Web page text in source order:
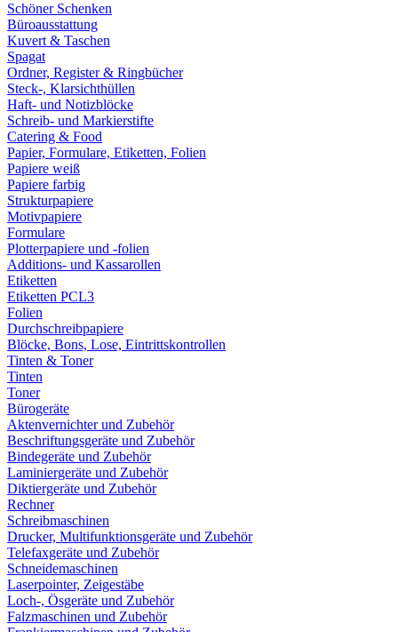
Schöner Schenken
Büroausstattung
Kuvert & Taschen
Spagat
Ordner, Register & Ringbücher
Steck-, Klarsichthüllen
Haft- und Notizblöcke
Schreib- und Markierstifte
Catering & Food
Papier, Formulare, Etiketten, Folien
Papiere weiß
Papiere farbig
Strukturpapiere
Motivpapiere
Formulare
Plotterpapiere und -folien
Additions- und Kassarollen
Etiketten
Etiketten PCL3
Folien
Durchschreibpapiere
Blöcke, Bons, Lose, Eintrittskontrollen
Tinten & Toner
Tinten
Toner
Bürogeräte
Aktenvernichter und Zubehör
Beschriftungsgeräte und Zubehör
Bindegeräte und Zubehör
Laminiergeräte und Zubehör
Diktiergeräte und Zubehör
Rechner
Schreibmaschinen
Drucker, Multifunktionsgeräte und Zubehör
Telefaxgeräte und Zubehör
Schneidemaschinen
Laserpointer, Zeigestäbe
Loch-, Ösgeräte und Zubehör
Falzmaschinen und Zubehör